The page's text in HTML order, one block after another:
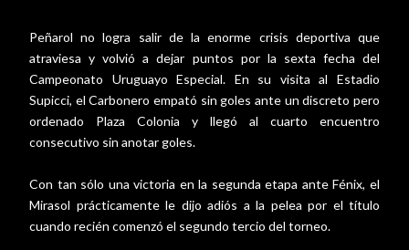
Peñarol no logra salir de la enorme crisis deportiva que
atraviesa y volvió a dejar puntos por la sexta fecha del
Campeonato Uruguayo Especial. En su visita al Estadio
Supicci, el Carbonero empató sin goles ante un discreto pero
ordenado Plaza Colonia y llegó al cuarto encuentro
consecutivo sin anotar goles.
Con tan sólo una victoria en la segunda etapa ante Fénix, el
Mirasol prácticamente le dijo adiós a la pelea por el título
cuando recién comenzó el segundo tercio del torneo.